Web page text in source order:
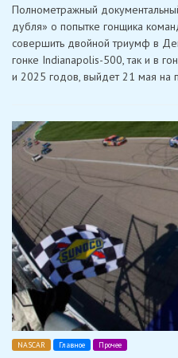
Video
дату
премьеры
документального
фильма
о
Полнометражный
дубля» о попытке гонщика
совершить двойной триумф в
гонке Indianapolis-500, так и в
и 2025 годов, выйдет 21 мая на
NASCAR Главное Прочее